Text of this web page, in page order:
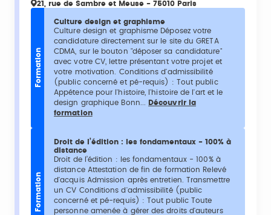
21, rue de Sambre et Meuse - 75010 Paris
Formation
Culture design et graphisme
Culture design et graphisme Déposez votre
candidature directement sur le site du GRETA
CDMA, sur le bouton "déposer sa candidature"
avec votre CV, lettre présentant votre projet et
votre motivation. Conditions d'admissibilité
(public concerné et pé-requis) : Tout public
Appétence pour l'histoire, l'histoire de l'art et le
design graphique Bonn...
Découvrir la
formation
Formation
Droit de l’édition : les fondamentaux - 100% à
distance
Droit de l’édition : les fondamentaux - 100% à
distance Attestation de fin de formation Relevé
d'acquis Admission après entretien. Transmettre
un CV Conditions d'admissibilité (public
concerné et pé-requis) : Tout public Toute
personne amenée à gérer des droits d'auteurs